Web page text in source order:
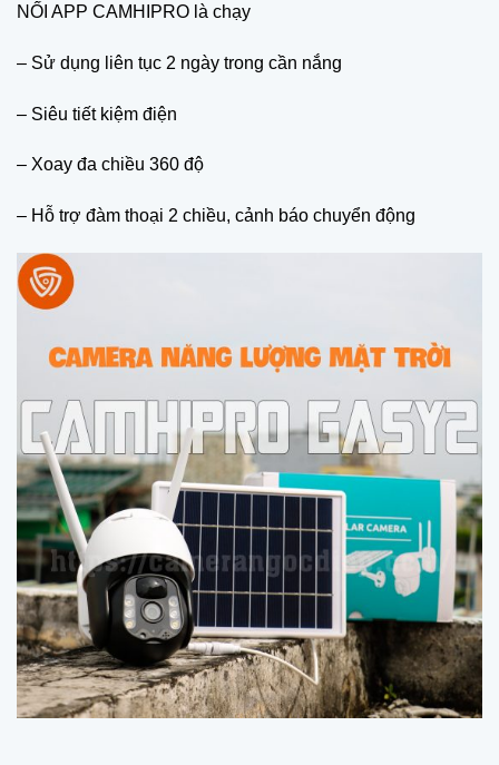
NỐI APP CAMHIPRO là chạy
– Sử dụng liên tục 2 ngày trong cần nắng
– Siêu tiết kiệm điện
– Xoay đa chiều 360 độ
– Hỗ trợ đàm thoại 2 chiều, cảnh báo chuyển động